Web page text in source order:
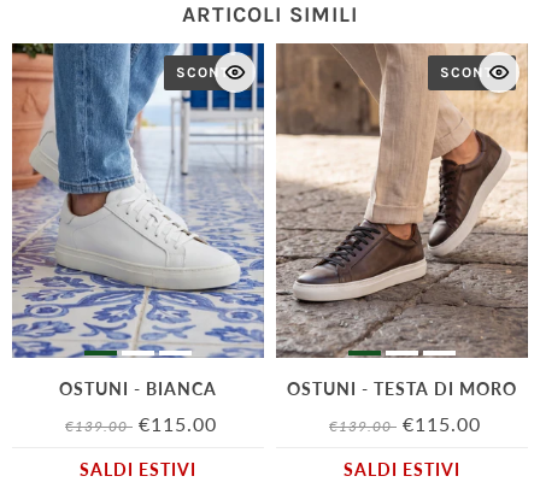
ARTICOLI SIMILI
SCONTO
OSTUNI - BIANCA
€139.00 €115.00
SALDI ESTIVI
SCONTO
OSTUNI - TESTA DI MORO
€139.00 €115.00
SALDI ESTIVI